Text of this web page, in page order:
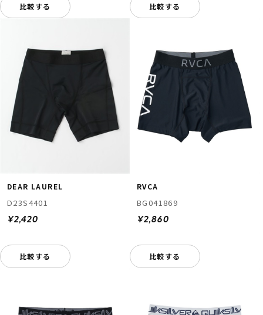
比較する 比較する
DEAR LAUREL
D23S4401
¥2,420
比較する
RVCA
BG041869
¥2,860
比較する